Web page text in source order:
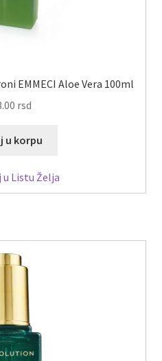
EMMECI Aloe Vera 100ml
rsd
u korpu
u Listu Želja